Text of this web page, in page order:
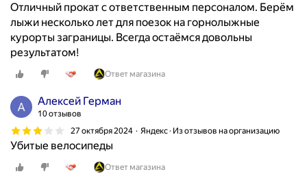
Отличный прокат с ответственным персоналом. Берём
лыжи несколько лет для поезок на горнолыжные
курорты заграницы. Всегда остаёмся довольны
результатом!
Ответ магазина
Алексей Герман
10 отзывов
27 октября 2024
Яндекс · Из отзывов на организацию
Убитые велосипеды
Ответ магазина